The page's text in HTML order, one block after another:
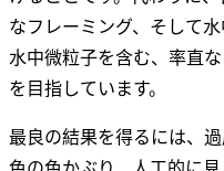
なフレーミング、そして
水中微粒子を含む、率直
を目指しています。
最良の結果を得るには、